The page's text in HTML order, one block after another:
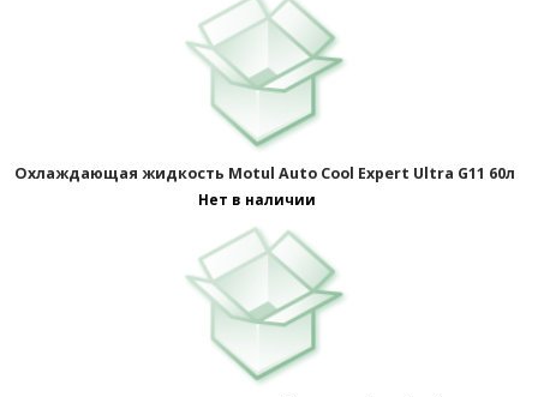
Охлаждающая жидкость Motul Auto Cool Expert Ultra G11 60л
Нет в наличии
1 2 >